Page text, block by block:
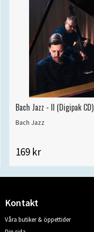
Bach Jazz - II (Digipak CD)
Bach Jazz
169 kr
Kontakt
Våra butiker & öppettider